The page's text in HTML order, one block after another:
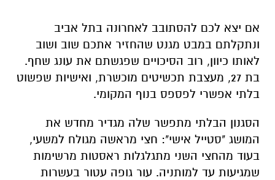
אם יצא לכם להסתובב לאחרונה בתל אביב
ונתקלתם במבט מגנט שהחזיר אתכם שוב ושוב
לאותו כיוון, רוב הסיכויים שפגשתם את עונג שחף.
בת 27, מעצבת תכשיטים מוכשרת, ואישיות שפשוט
בלתי אפשרי לפספס בנוף המקומי.
הסגנון הבלתי מתפשר שלה מגדיר מחדש את
המושג "סטייל אישי": חצי מראשה מגולח למשעי,
בעוד מהחצי השני מתגלגלות ראסטות מרשימות
שמגיעות עד למותניה. עור גופה עטור בעשרות